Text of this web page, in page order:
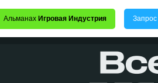
Альманах Игровая Индустрия Запрос